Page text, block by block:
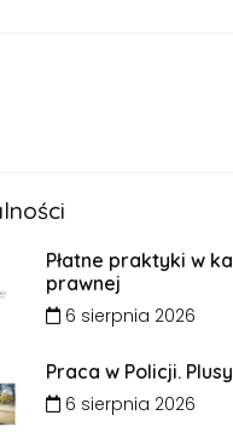
Płatne praktyki w
prawnej
6 sierpnia 2026
Praca w Policji.
6 sierpnia 2026